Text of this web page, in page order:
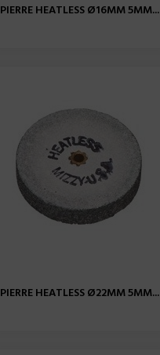
PIERRE HEATLESS Ø16MM 5MM...
PIERRE HEATLESS Ø22MM 5MM...